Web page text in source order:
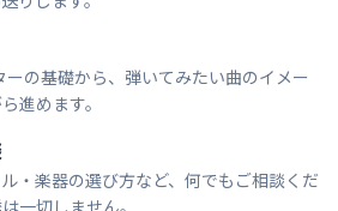
の基礎から、弾いてみたい曲のイメー
進めます。
・楽器の選び方など、何でもご相談くだ
一切しません。